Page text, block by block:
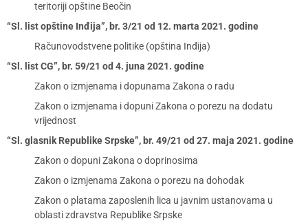
teritoriji opštine Beočin
“Sl. list opštine Inđija”, br. 3/21 od 12. marta 2021. godine
Računovodstvene politike (opština Inđija)
“Sl. list CG”, br. 59/21 od 4. juna 2021. godine
Zakon o izmjenama i dopunama Zakona o radu
Zakon o izmjenama i dopuni Zakona o porezu na dodatu
vrijednost
“Sl. glasnik Republike Srpske”, br. 49/21 od 27. maja 2021. godine
Zakon o dopuni Zakona o doprinosima
Zakon o izmjenama Zakona o porezu na dohodak
Zakon o platama zaposlenih lica u javnim ustanovama u
oblasti zdravstva Republike Srpske